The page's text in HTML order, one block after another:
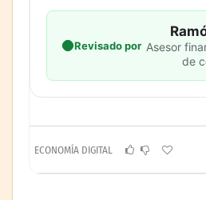
Revisado por Asesor
de
ECONOMÍA DIGITAL